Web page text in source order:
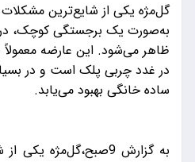
گل‌مژه یکی از شایع‌ترین
به‌صورت یک برجستگی کوچک،
ظاهر می‌شود. این عارضه معمولاً
در غدد چربی پلک است و در
ساده خانگی بهبود می‌یابد.
به گزارش 9صبح،گل‌مژه